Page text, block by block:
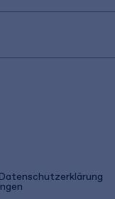
(öffnet
einem
Datenschutzerklärung